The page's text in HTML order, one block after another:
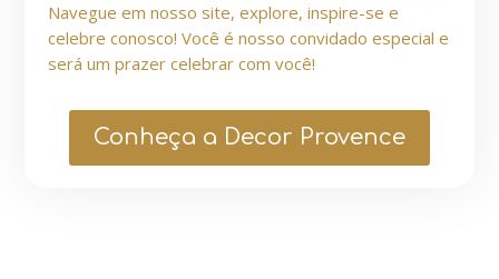
Navegue em nosso site, explore, inspire-se e
celebre conosco! Você é nosso convidado especial e
será um prazer celebrar com você!
Conheça a Decor Provence